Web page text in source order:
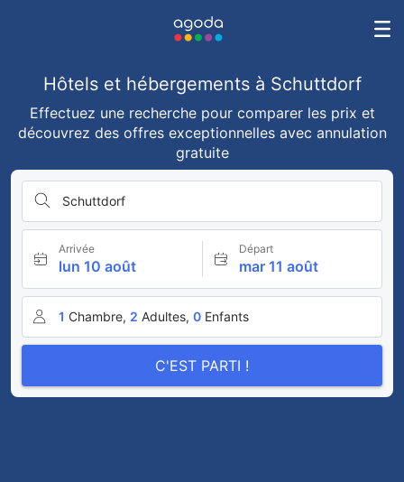
Hôtels et hébergements à Schuttdorf
Effectuez une recherche pour comparer les prix et
découvrez des offres exceptionnelles avec annulation
gratuite
Schuttdorf
Arrivée
lun 10 août
Départ
mar 11 août
1 Chambre, 2 Adultes, 0 Enfants
C'EST PARTI !